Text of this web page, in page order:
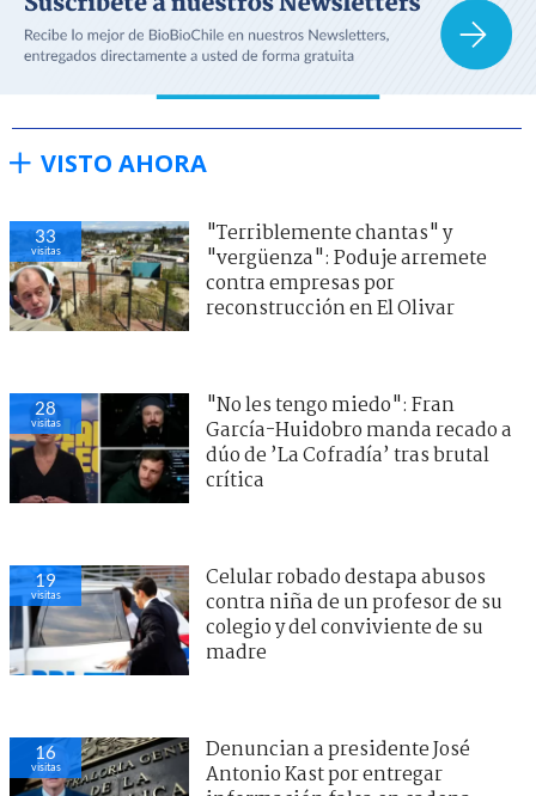
VISTO AHORA
33
visitas
"Terriblemente chantas" y
"vergüenza": Poduje arremete
contra empresas por
reconstrucción en El Olivar
28
visitas
"No les tengo miedo": Fran
García-Huidobro manda recado a
dúo de ’La Cofradía’ tras brutal
crítica
19
visitas
Celular robado destapa abusos
contra niña de un profesor de su
colegio y del conviviente de su
madre
16
visitas
Denuncian a presidente José
Antonio Kast por entregar